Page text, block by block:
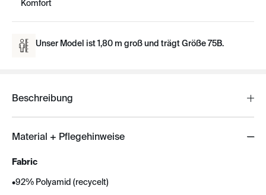
Komfort
Unser Model ist 1,80 m groß und trägt Größe 75B.
Beschreibung
Material + Pflegehinweise
Fabric
•92% Polyamid (recycelt)